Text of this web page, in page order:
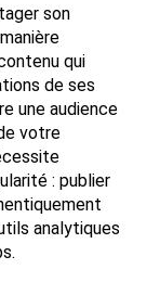
son
qui
de ses
une audience
votre
: publier
analytiques